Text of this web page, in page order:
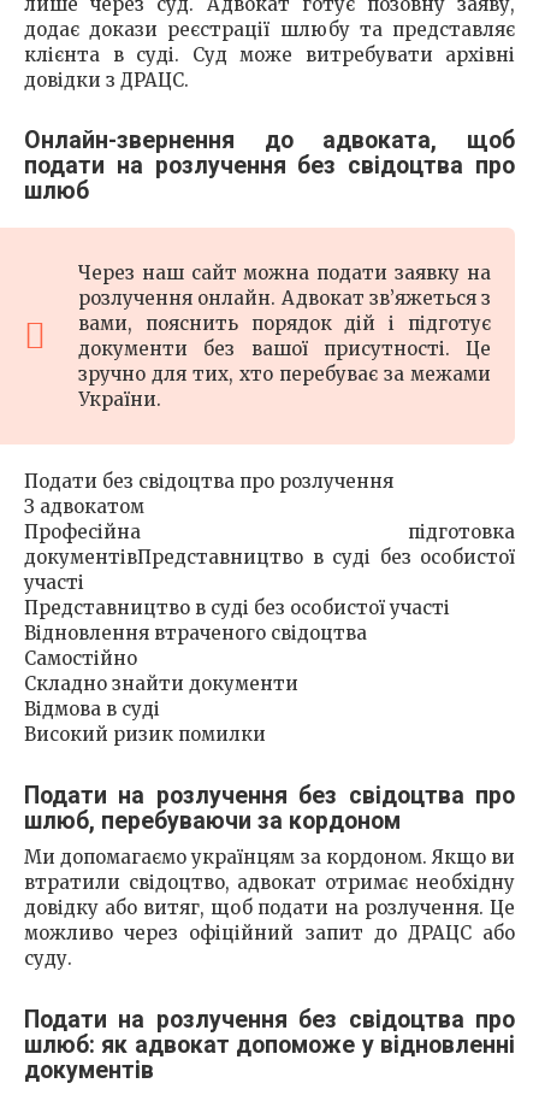
додає докази реєстрації шлюбу та представляє
клієнта в суді. Суд може витребувати архівні
довідки з ДРАЦС.
Онлайн-звернення до адвоката, щоб
подати на розлучення без свідоцтва про
шлюб
Через наш сайт можна подати заявку на
розлучення онлайн. Адвокат зв’яжеться з
вами, пояснить порядок дій і підготує
документи без вашої присутності. Це
зручно для тих, хто перебуває за межами
України.
Подати без свідоцтва про розлучення
З адвокатом
Професійна підготовка
документівПредставництво в суді без особистої
участі
Представництво в суді без особистої участі
Відновлення втраченого свідоцтва
Самостійно
Складно знайти документи
Відмова в суді
Високий ризик помилки
Подати на розлучення без свідоцтва про
шлюб, перебуваючи за кордоном
Ми допомагаємо українцям за кордоном. Якщо ви
втратили свідоцтво, адвокат отримає необхідну
довідку або витяг, щоб подати на розлучення. Це
можливо через офіційний запит до ДРАЦС або
суду.
Подати на розлучення без свідоцтва про
шлюб: як адвокат допоможе у відновленні
документів